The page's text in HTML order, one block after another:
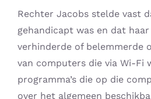
Rechter Jacobs stelde vast
gehandicapt was en dat
verhinderde of belemmerde
van computers die via Wi-Fi
programma’s die op die
over het algemeen